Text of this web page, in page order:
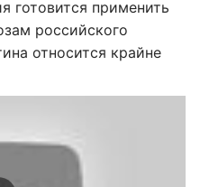
готовится применить
российского
относится крайне